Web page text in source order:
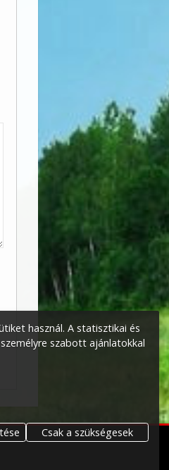
használ. A statisztikai és
szabott ajánlatokkal
Csak a szükségesek